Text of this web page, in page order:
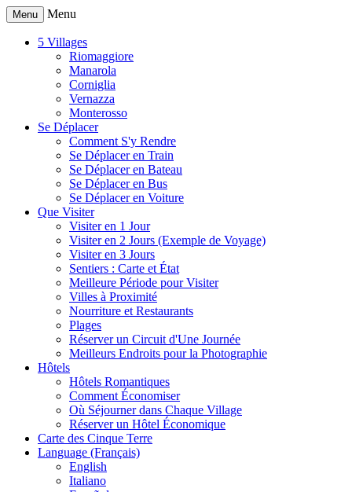
Menu Menu
5 Villages
Riomaggiore
Manarola
Corniglia
Vernazza
Monterosso
Se Déplacer
Comment S'y Rendre
Se Déplacer en Train
Se Déplacer en Bateau
Se Déplacer en Bus
Se Déplacer en Voiture
Que Visiter
Visiter en 1 Jour
Visiter en 2 Jours (Exemple de Voyage)
Visiter en 3 Jours
Sentiers : Carte et État
Meilleure Période pour Visiter
Villes à Proximité
Nourriture et Restaurants
Plages
Réserver un Circuit d'Une Journée
Meilleurs Endroits pour la Photographie
Hôtels
Hôtels Romantiques
Comment Économiser
Où Séjourner dans Chaque Village
Réserver un Hôtel Économique
Carte des Cinque Terre
Language (Français)
English
Italiano